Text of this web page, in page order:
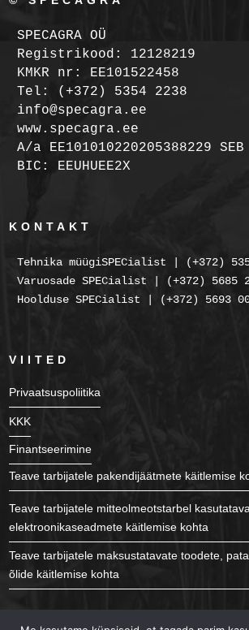
SPECAGRA OÜ
Registrikood: 12128219
KMKR nr: EE101522458
Tel: (+372) 5354 2238
info@specagra.ee
www.specagra.ee
A/a EE101010220205388229 SEB
BIC: EEUHUEE2X
KONTAKT
Tehnika müügiSPECialist | (+372)
Varuosade SPECialist | (+372) 5685
Hoolduse SPECialist | (+372) 5693
VIITED
Privaatsuspoliitika
KKK
Finantseerimine
Teave tarbijatele pakendijäätmete käitlemise
Teave tarbijatele mitteolmeotstarbel
elektroonikaseadmete käitlemise kohta
Teave tarbijatele maksustatavate toodete,
õlide käitlemise kohta